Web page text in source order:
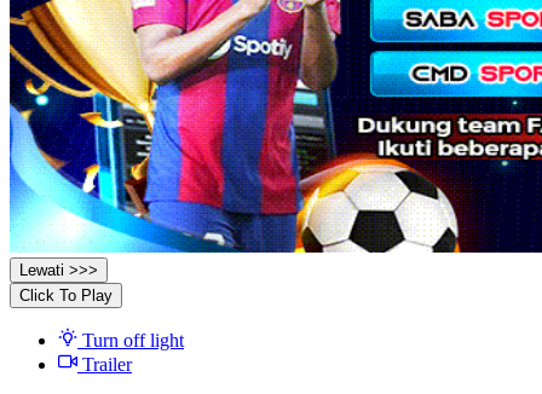
Lewati >>>
Click To Play
Turn off light
Trailer